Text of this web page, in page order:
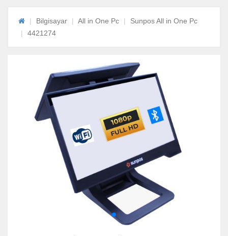
Bilgisayar All in One Pc
Sunpos All in One Pc
4421274